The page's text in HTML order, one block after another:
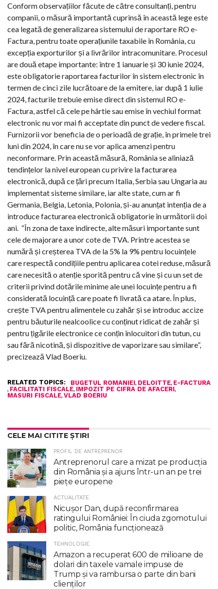
Conform observațiilor făcute de către consultanți, pentru
companii, o măsură importantă cuprinsă în această lege este
cea legată de generalizarea sistemului de raportare RO e-
Factura, pentru toate operațiunile taxabile în România, cu
excepția exporturilor și a livrărilor intracomunitare. Procesul
are două etape importante: între 1 ianuarie și 30 iunie 2024,
este obligatorie raportarea facturilor în sistem electronic în
termen de cinci zile lucrătoare de la emitere, iar după 1 iulie
2024, facturile trebuie emise direct din sistemul RO e-
Factura, astfel că cele pe hârtie sau emise în vechiul format
electronic nu vor mai fi acceptate din punct de vedere fiscal.
Furnizorii vor beneficia de o perioadă de grație, în primele trei
luni din 2024, în care nu se vor aplica amenzi pentru
neconformare. Prin această măsură, România se aliniază
tendințelor la nivel european cu privire la facturarea
electronică, după ce țări precum Italia, Serbia sau Ungaria au
implementat sisteme similare, iar alte state, cum ar fi
Germania, Belgia, Letonia, Polonia, și-au anunțat intenția de a
introduce facturarea electronică obligatorie în următorii doi
ani. “În zona de taxe indirecte, alte măsuri importante sunt
cele de majorare a unor cote de TVA. Printre acestea se
numără și creșterea TVA de la 5% la 9% pentru locuințele
care respectă condițiile pentru aplicarea cotei reduse, măsură
care necesită o atenție sporită pentru că vine și cu un set de
criterii privind dotările minime ale unei locuințe pentru a fi
considerată locuință care poate fi livrată ca atare. În plus,
crește TVA pentru alimentele cu zahăr și se introduc accize
pentru băuturile nealcoolice cu conținut ridicat de zahăr și
pentru țigările electronice ce conțin înlocuitori din tutun, cu
sau fără nicotină, și dispozitive de vaporizare sau similare”,
precizează Vlad Boeriu.
RELATED TOPICS: BUGETUL ROMANIEI, DELOITTE, E-FACTURA
, FACILITATI FISCALE, IMPOZIT PE CIFRA DE AFACERI,
MASURI FISCALE, VLAD BOERIU
CELE MAI CITITE ȘTIRI
PROFIL DE ANTREPRENOR
Antreprenorul care a mizat pe producția
din România și a ajuns într-un an pe trei
piețe europene
ACTUALITATE
Nicuşor Dan, după reconfirmarea
ratingului României: În ciuda zgomotului
politic, România funcţionează
TEHNOLOGIE
Amazon a recuperat 600 de milioane de
dolari din taxele vamale impuse de
Trump şi va rambursa o parte din bani
clienţilor